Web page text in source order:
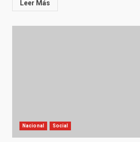
Leer Más
Nacional Social